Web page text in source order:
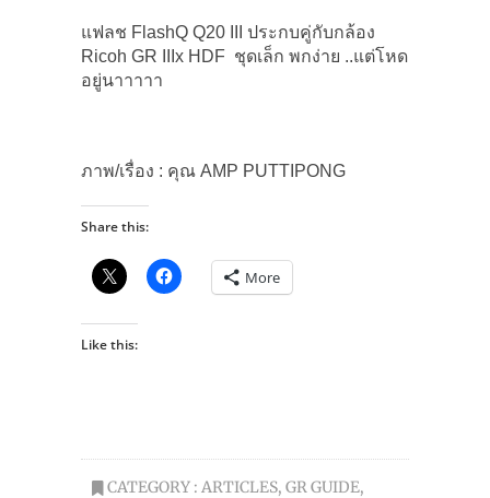
แฟลช FlashQ Q20 III ประกบคู่กับกล้อง
Ricoh GR IIIx HDF ชุดเล็ก พกง่าย ..แต่โหด
อยู่นาาาาา
ภาพ/เรื่อง : คุณ AMP PUTTIPONG
Share this:
More
Like this:
CATEGORY : ARTICLES, GR GUIDE,